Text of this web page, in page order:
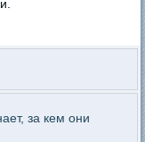
за кем они